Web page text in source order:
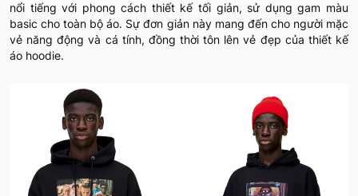
nổi tiếng với phong cách thiết kế tối giản, sử dụng gam màu
basic cho toàn bộ áo. Sự đơn giản này mang đến cho người mặc
vẻ năng động và cá tính, đồng thời tôn lên vẻ đẹp của thiết kế
áo hoodie.